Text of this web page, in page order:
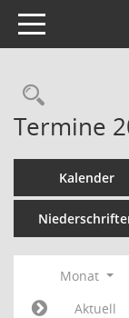
Toggle navigation
Termine
Kalender
Monat
Aktuell